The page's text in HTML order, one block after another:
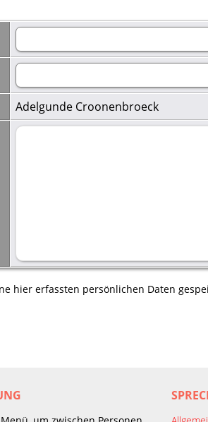
Adelgunde Croonenbroeck
hier erfassten persönlichen Daten